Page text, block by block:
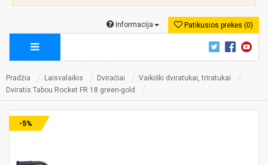
Patikusios prekės (0)
Informacija
Pradžia Laisvalaikis Dviračiai
Vaikiški dviratukai, triratukai
Dviratis Tabou Rocket FR 18 green-gold
-5%